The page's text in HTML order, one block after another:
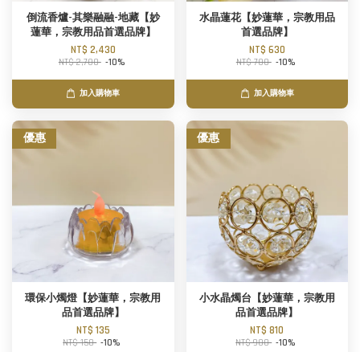
倒流香爐-其樂融融-地藏【妙
蓮華，宗教用品首選品牌】
NT$ 2,430
NT$ 2,700 -10%
加入購物車
水晶蓮花【妙蓮華，宗教用品
首選品牌】
NT$ 630
NT$ 700 -10%
加入購物車
優惠
環保小燭燈【妙蓮華，宗教用
品首選品牌】
NT$ 135
NT$ 150 -10%
優惠
小水晶燭台【妙蓮華，宗教用
品首選品牌】
NT$ 810
NT$ 900 -10%